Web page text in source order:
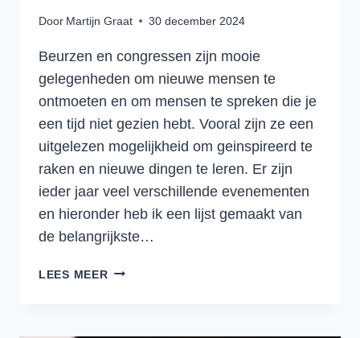
Door Martijn Graat 30 december 2024
Beurzen en congressen zijn mooie
gelegenheden om nieuwe mensen te
ontmoeten en om mensen te spreken die je
een tijd niet gezien hebt. Vooral zijn ze een
uitgelezen mogelijkheid om geinspireerd te
raken en nieuwe dingen te leren. Er zijn
ieder jaar veel verschillende evenementen
en hieronder heb ik een lijst gemaakt van
de belangrijkste…
LEES MEERDE